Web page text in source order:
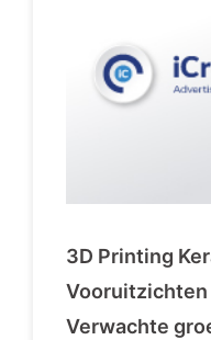
3D Printing
Vooruitzichten
Verwachte